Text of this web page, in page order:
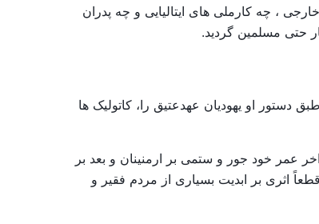
، چه کارملی های ایتالیایی و چه پدران
حتی مسلمین گردید.
طبق دستور او یهودیان عهدعتیق را، کاتولیک ها
عمر خود جور و ستمی بر ارمنینان و بعد بر
اثری بر ابدیت بسیاری از مردم فقیر و